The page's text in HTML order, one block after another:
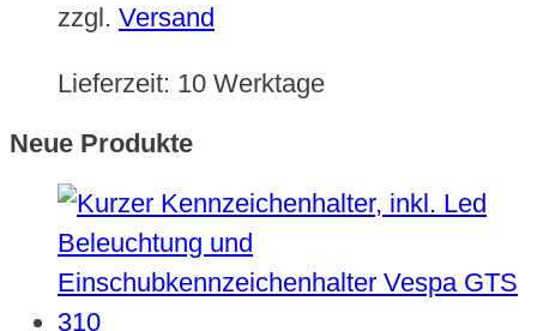
zzgl. Versand
Lieferzeit: 10 Werktage
Neue Produkte